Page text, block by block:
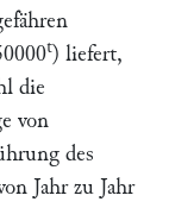
t) liefert,
die
von
des
Jahr zu Jahr